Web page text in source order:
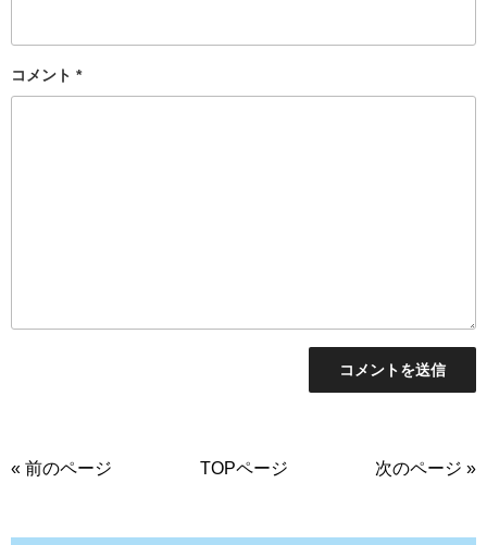
コメント *
« 前のページ TOPページ 次のページ »